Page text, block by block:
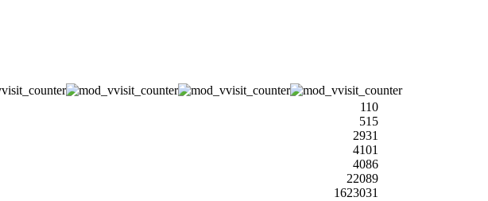
110
515
2931
4101
4086
22089
1623031